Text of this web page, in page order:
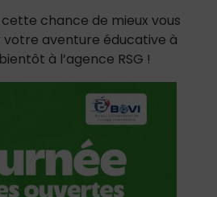
chance de mieux vous
aventure éducative à
à l’agence RSG !